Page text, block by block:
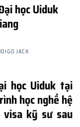
học Uiduk
JACK
học Uiduk tại
học nghề hệ
visa kỹ sư sau